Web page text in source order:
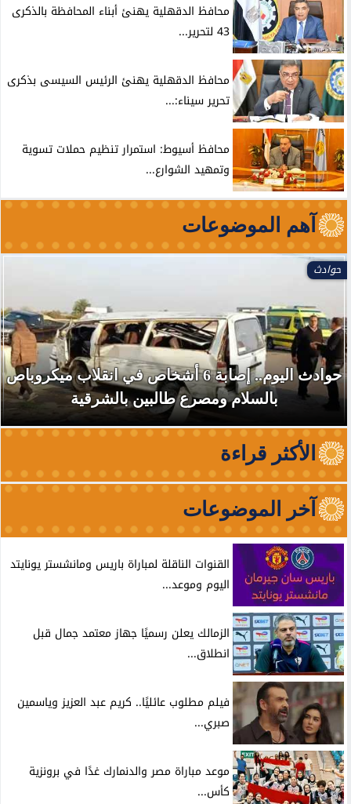
محافظ الدقهلية يهنئ أبناء المحافظة بالذكرى
43 لتحرير...
محافظ الدقهلية يهنئ الرئيس السيسى بذكرى
تحرير سيناء:...
محافظ أسيوط: استمرار تنظيم حملات تسوية
وتمهيد الشوارع...
آهم الموضوعات
حوادث
حوادث اليوم.. إصابة 6 أشخاص في انقلاب ميكروباص
بالسلام ومصرع طالبين بالشرقية
الأكثر قراءة
آخر الموضوعات
القنوات الناقلة لمباراة باريس ومانشستر يونايتد
اليوم وموعد...
الزمالك يعلن رسميًا جهاز معتمد جمال قبل
انطلاق...
فيلم مطلوب عائليًا.. كريم عبد العزيز وياسمين
صبري...
موعد مباراة مصر والدنمارك غدًا في برونزية
كأس...